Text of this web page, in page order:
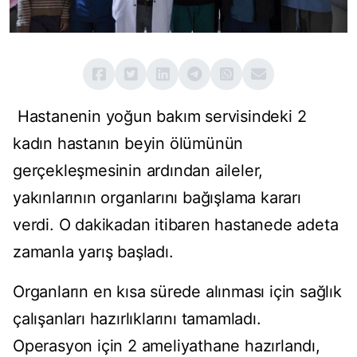
Hastanenin yoğun bakım servisindeki 2
kadın hastanın beyin ölümünün
gerçekleşmesinin ardından aileler,
yakınlarının organlarını bağışlama kararı
verdi. O dakikadan itibaren hastanede adeta
zamanla yarış başladı.
Organların en kısa sürede alınması için sağlık
çalışanları hazırlıklarını tamamladı.
Operasyon için 2 ameliyathane hazırlandı,